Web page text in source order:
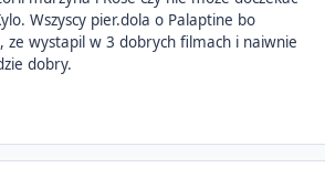
Wszyscy pier.dola o Palaptine bo
ze wystapil w 3 dobrych filmach i naiwnie
dobry.